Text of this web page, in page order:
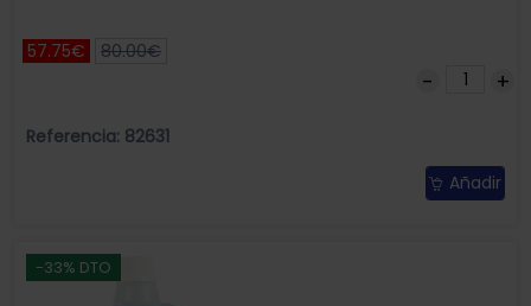
57.75€ 80.00€
Referencia: 82631
Añadir
-33% DTO